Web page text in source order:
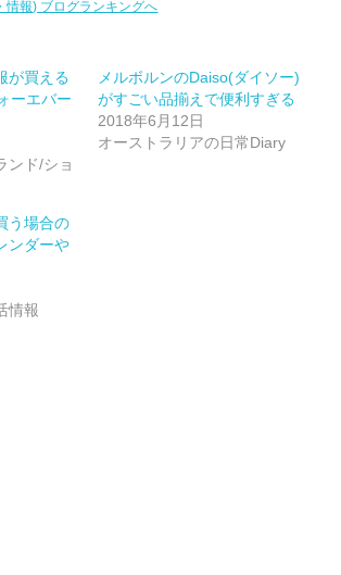
情報) ブログランキングへ
が買える
ーエバー
ンド/ショ
メルボルンのDaiso(ダイソー)
がすごい品揃えで便利すぎる
2018年6月12日
オーストラリアの日常Diary
う場合の
ンダーや
情報